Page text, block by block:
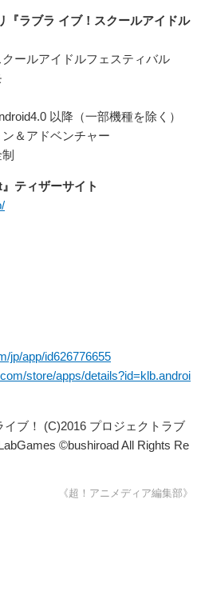
『ラブラ イブ！スクールアイドル
ールアイドルフェスティバル
以降（一部機種を除く）
＆アドベンチャー
ティザーサイト
jp/app/id626776655
store/apps/details?id=klb.androi
ブ！ (C)2016 プロジェクトラブ
©bushiroad All Rights Re
《超！アニメディア編集部》